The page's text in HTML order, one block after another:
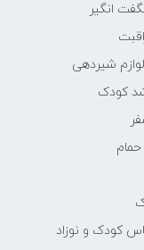
انگیر
شیردهی
کودک
کودک و نوزاد